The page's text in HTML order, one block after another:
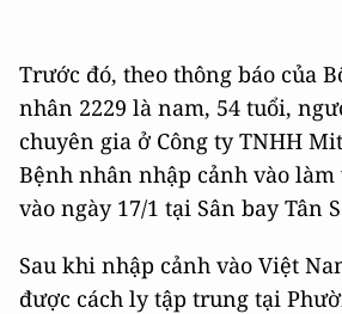
Trước đó, theo thông báo của
nhân 2229 là nam, 54 tuổi,
chuyên gia ở Công ty TNHH
Bệnh nhân nhập cảnh vào
vào ngày 17/1 tại Sân bay Tân
Sau khi nhập cảnh vào Việt
được cách ly tập trung tại